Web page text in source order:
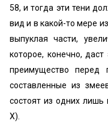
58, и тогда эти тени
вид и в какой-то мере
выпуклая части,
которое, конечно,
преимущество
составленные из
состоят из одних лишь
X).